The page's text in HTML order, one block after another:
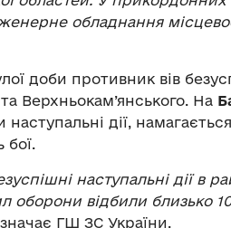
обладнання
доби противник вів
Верхньокам’янського. На
дії,
бої.
наступальні дії в
оборони відбили близько
ГШ ЗС України.